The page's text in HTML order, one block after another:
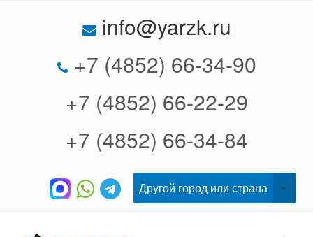
info@yarzk.ru
+7 (4852) 66-34-90
+7 (4852) 66-22-29
+7 (4852) 66-34-84